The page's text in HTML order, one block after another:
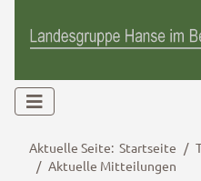
Aktuelle Seite: Startseite
Aktuelle Mitteilungen